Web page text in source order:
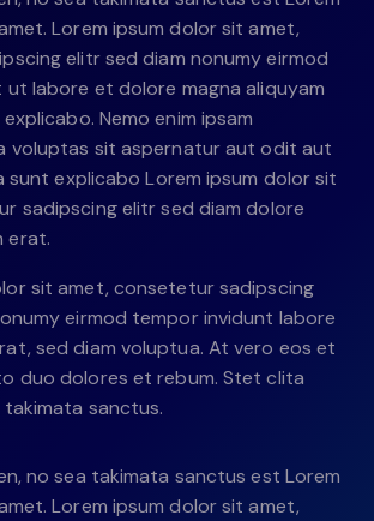
Lorem ipsum dolor sit amet,
elitr sed diam nonumy eirmod
labore et dolore magna aliquyam
Nemo enim ipsam
voluptas sit aspernatur aut odit aut
sunt explicabo Lorem ipsum dolor sit
sadipscing elitr sed diam dolore
erat.
sit amet, consetetur sadipscing
eirmod tempor invidunt labore
sed diam voluptua. At vero eos et
duo dolores et rebum. Stet clita
sanctus.
no sea takimata sanctus est Lorem
Lorem ipsum dolor sit amet,